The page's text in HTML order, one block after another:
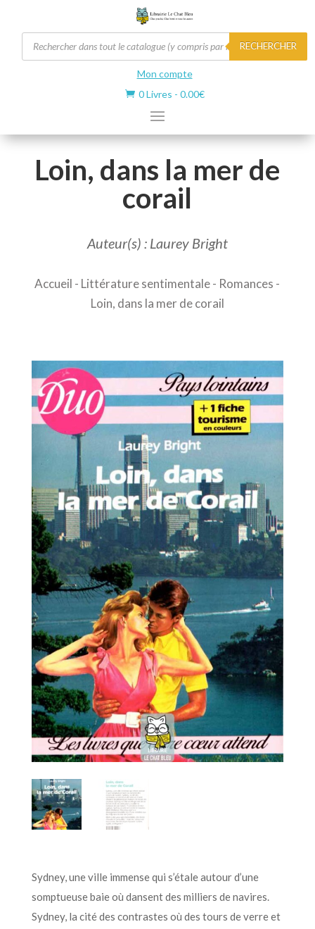
Recherche
de
produits
RECHERCHER
Mon compte
 0 Livres - 0.00€
Loin, dans la mer de
corail
Auteur(s) : Laurey Bright
Accueil - Littérature sentimentale- Romances -
Loin, dans la mer de corail
Sydney, une ville immense qui s’étale autour d’une
somptueuse baie où dansent des milliers de navires.
Sydney, la cité des contrastes où des tours de verre et